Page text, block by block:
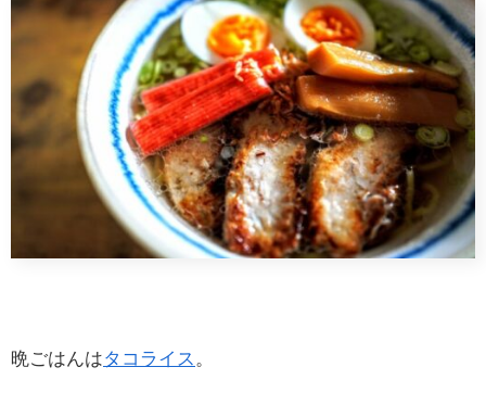
晩ごはんはタコライス 。